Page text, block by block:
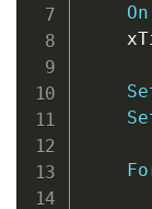
On